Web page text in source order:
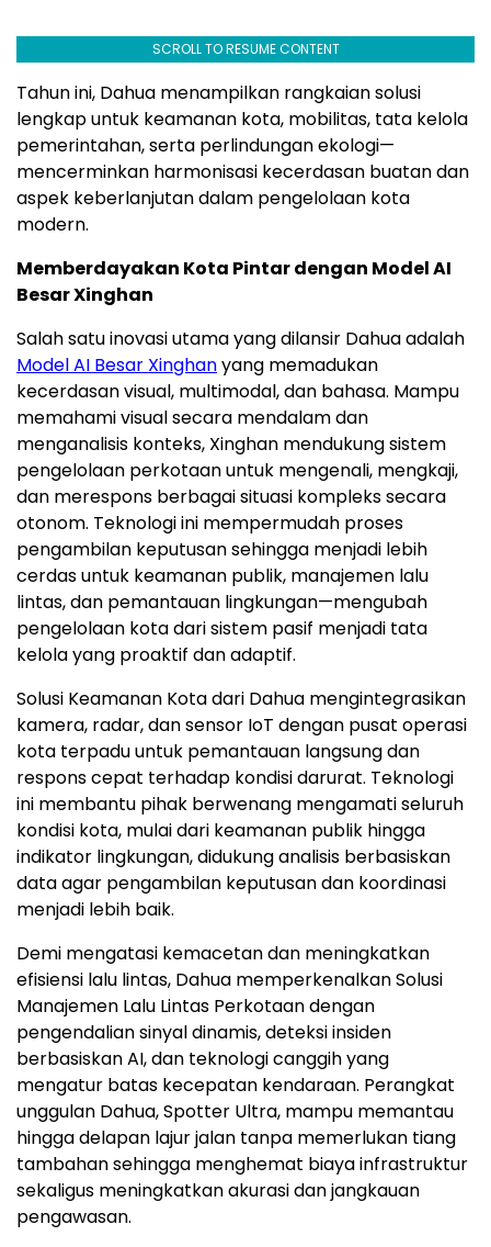
SCROLL TO RESUME CONTENT
Tahun ini, Dahua menampilkan rangkaian solusi
lengkap untuk keamanan kota, mobilitas, tata kelola
pemerintahan, serta perlindungan ekologi—
mencerminkan harmonisasi kecerdasan buatan dan
aspek keberlanjutan dalam pengelolaan kota
modern.
Memberdayakan Kota Pintar dengan Model AI
Besar Xinghan
Salah satu inovasi utama yang dilansir Dahua adalah
Model AI Besar Xinghanyang memadukan
kecerdasan visual, multimodal, dan bahasa. Mampu
memahami visual secara mendalam dan
menganalisis konteks, Xinghan mendukung sistem
pengelolaan perkotaan untuk mengenali, mengkaji,
dan merespons berbagai situasi kompleks secara
otonom. Teknologi ini mempermudah proses
pengambilan keputusan sehingga menjadi lebih
cerdas untuk keamanan publik, manajemen lalu
lintas, dan pemantauan lingkungan—mengubah
pengelolaan kota dari sistem pasif menjadi tata
kelola yang proaktif dan adaptif.
Solusi Keamanan Kota dari Dahua mengintegrasikan
kamera, radar, dan sensor IoT dengan pusat operasi
kota terpadu untuk pemantauan langsung dan
respons cepat terhadap kondisi darurat. Teknologi
ini membantu pihak berwenang mengamati seluruh
kondisi kota, mulai dari keamanan publik hingga
indikator lingkungan, didukung analisis berbasiskan
data agar pengambilan keputusan dan koordinasi
menjadi lebih baik.
Demi mengatasi kemacetan dan meningkatkan
efisiensi lalu lintas, Dahua memperkenalkan Solusi
Manajemen Lalu Lintas Perkotaan dengan
pengendalian sinyal dinamis, deteksi insiden
berbasiskan AI, dan teknologi canggih yang
mengatur batas kecepatan kendaraan. Perangkat
unggulan Dahua, Spotter Ultra, mampu memantau
hingga delapan lajur jalan tanpa memerlukan tiang
tambahan sehingga menghemat biaya infrastruktur
sekaligus meningkatkan akurasi dan jangkauan
pengawasan.